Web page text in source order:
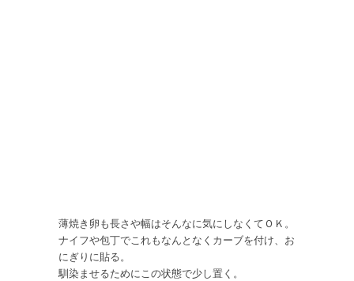
薄焼き卵も長さや幅はそんなに気にしなくてＯＫ。
ナイフや包丁でこれもなんとなくカーブを付け、お
にぎりに貼る。
馴染ませるためにこの状態で少し置く。